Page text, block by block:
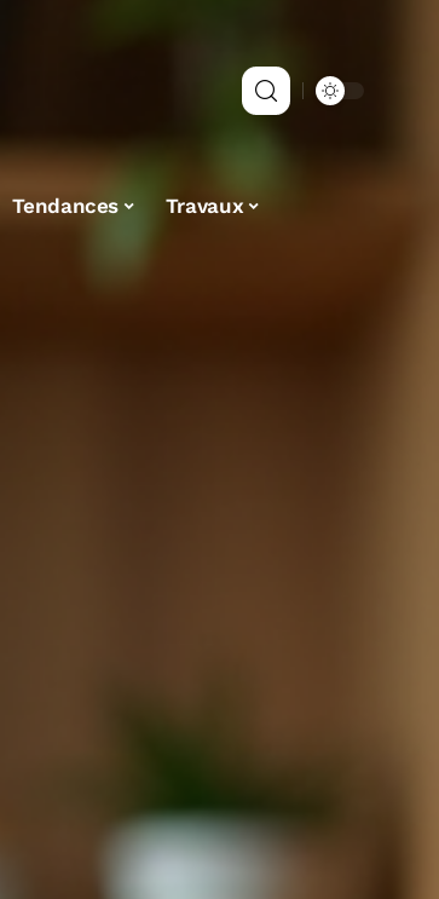
Tendances Travaux